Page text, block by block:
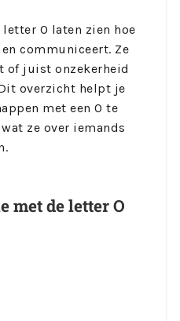
O laten zien hoe
communiceert. Ze
of juist onzekerheid
overzicht helpt je
met een O te
ze over iemands
met de letter O